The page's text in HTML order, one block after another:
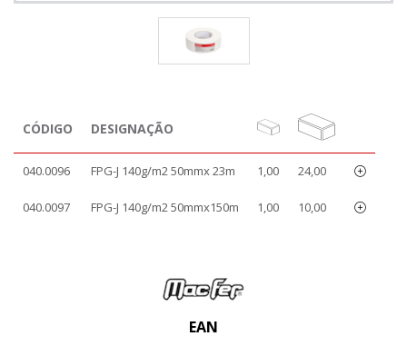
CÓDIGO DESIGNAÇÃO
040.0096 FPG-J 140g/m2 50mmx 23m 1,00 24,00
040.0097 FPG-J 140g/m2 50mmx150m 1,00 10,00
EAN